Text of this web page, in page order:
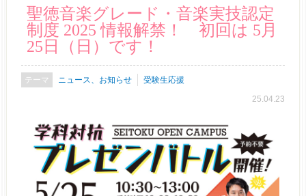
聖徳音楽グレード・音楽実技認定
制度 2025 情報解禁！ 初回は 5月
25日（日）です！
ニュース、お知らせ
受験生応援
25.04.23